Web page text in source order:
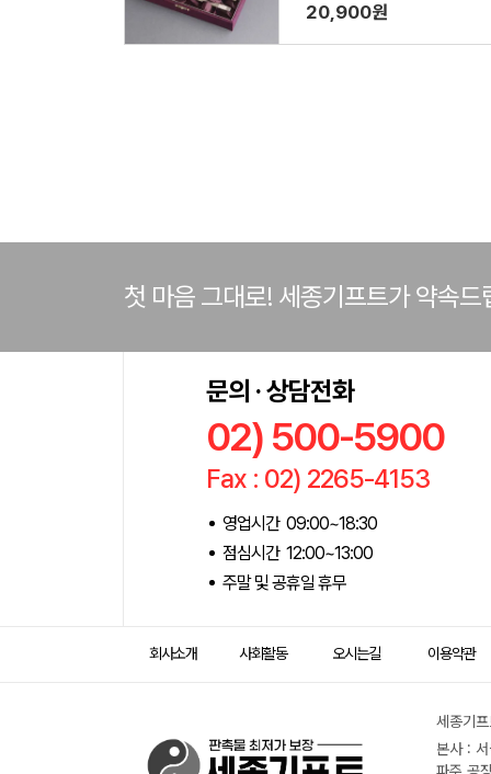
20,900원
첫 마음 그대로! 세종기프트가 약속드
문의 · 상담전화
02) 500-5900
Fax : 02) 2265-4153
영업시간 09:00~18:30
점심시간 12:00~13:00
주말 및 공휴일 휴무
회사소개 사회활동 오시는길 이용약관
세종기
본사 :